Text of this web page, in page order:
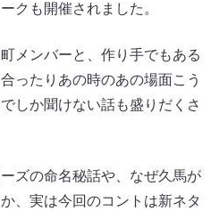
クも開催されました。
メンバーと、作り手でもある
ったりあの時のあの場面こう
しか聞けない話も盛りだくさ
ズの命名秘話や、なぜ久馬が
、実は今回のコントは新ネタ